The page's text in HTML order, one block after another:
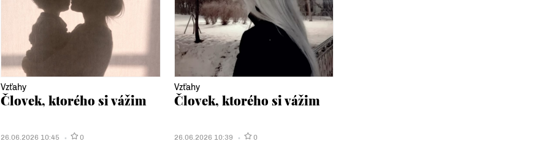
Vzťahy
Človek, ktorého si vážim
26.06.2026 10:45 0
Vzťahy
Človek, ktorého si vážim
26.06.2026 10:39 0